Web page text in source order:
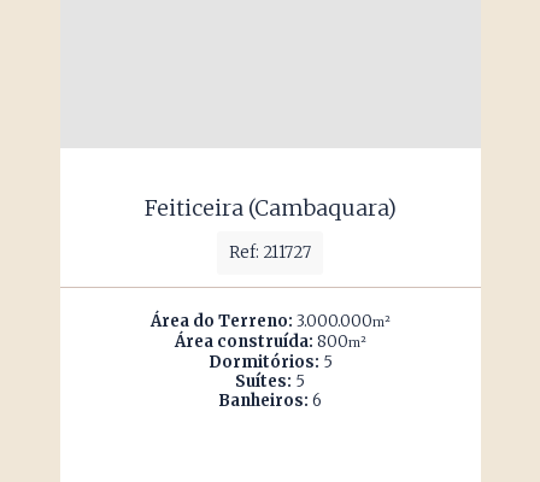
Feiticeira (Cambaquara)
Ref: 211727
Área do Terreno: 3.000.000m²
Área construída: 800m²
Dormitórios: 5
Suítes: 5
Banheiros: 6